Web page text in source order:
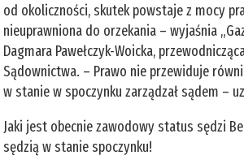
od okoliczności, skutek powstaje z mocy
nieuprawniona do orzekania – wyjaśnia
Dagmara Pawełczyk-Woicka,
Sądownictwa. – Prawo nie przewiduje
w stanie w spoczynku zarządzał sądem –
Jaki jest obecnie zawodowy status sędzi
sędzią w stanie spoczynku!